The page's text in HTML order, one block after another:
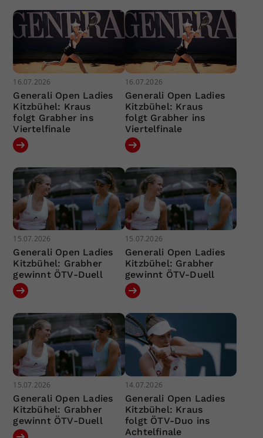
16.07.2026
Generali Open Ladies
Kitzbühel: Kraus
folgt Grabher ins
Viertelfinale
16.07.2026
Generali Open Ladies
Kitzbühel: Kraus
folgt Grabher ins
Viertelfinale
15.07.2026
Generali Open Ladies
Kitzbühel: Grabher
gewinnt ÖTV-Duell
15.07.2026
Generali Open Ladies
Kitzbühel: Grabher
gewinnt ÖTV-Duell
15.07.2026
Generali Open Ladies
Kitzbühel: Grabher
gewinnt ÖTV-Duell
14.07.2026
Generali Open Ladies
Kitzbühel: Kraus
folgt ÖTV-Duo ins
Achtelfinale